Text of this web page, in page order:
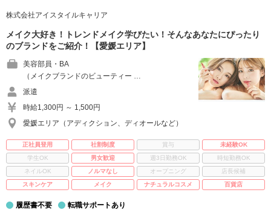
株式会社アイスタイルキャリア
メイク大好き！トレンドメイク学びたい！そんなあなたにぴったり
のブランドをご紹介！【愛媛エリア】
美容部員・BA
（メイクブランドのビューティー …
派遣
時給1,300円 ～ 1,500円
愛媛エリア（アディクション、ディオールなど）
正社員登用 社割制度 賞与
未経験OK
学生OK
男女歓迎 週3日勤務OK
時短勤務OK
ネイルOK
ノルマなし オープニング
店長候補
スキンケア
メイク ナチュラルコスメ 百貨店
履歴書不要 転職サポートあり